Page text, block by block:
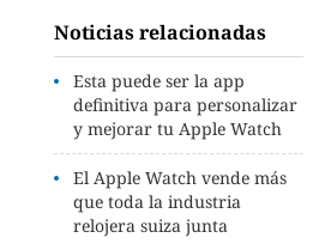
Noticias relacionadas
Esta puede ser la app
definitiva para personalizar
y mejorar tu Apple Watch
El Apple Watch vende más
que toda la industria
relojera suiza junta